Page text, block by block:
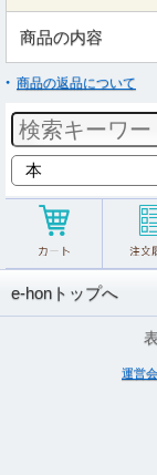
商品の内容
商品の返品について
e-honトップへ
運営